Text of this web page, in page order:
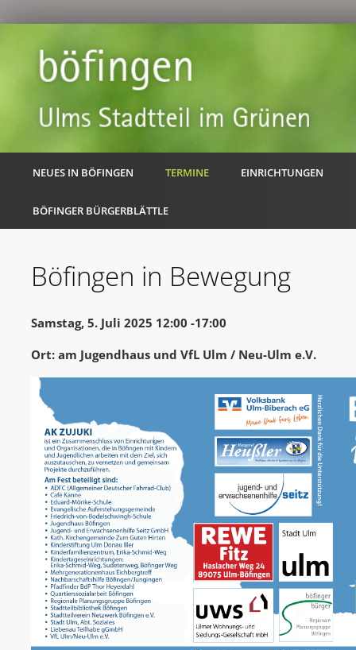
NEUES IN BÖFINGEN TERMINE EINRICHTUNGEN
BÖFINGER BÜRGERBLÄTTLE
Böfingen in Bewegung
Samstag, 5. Juli 2025 12:00 -17:00
Ort: am Jugendhaus und VfL Ulm / Neu-Ulm e.V.